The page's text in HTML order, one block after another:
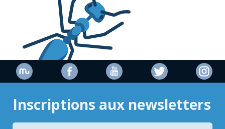
Inscriptions aux newsletters